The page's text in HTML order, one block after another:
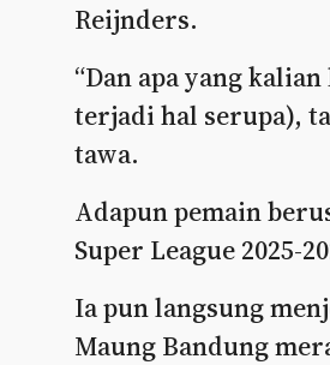
Reijnders.
“Dan apa yang
terjadi hal serupa),
tawa.
Adapun pemain
Super League 2025-
Ia pun langsung
Maung Bandung